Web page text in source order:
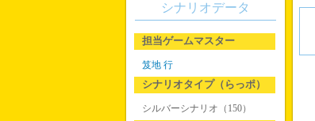
シナリオデータ
担当ゲームマスター
笈地 行
シナリオタイプ（らっポ）
シルバーシナリオ（150）